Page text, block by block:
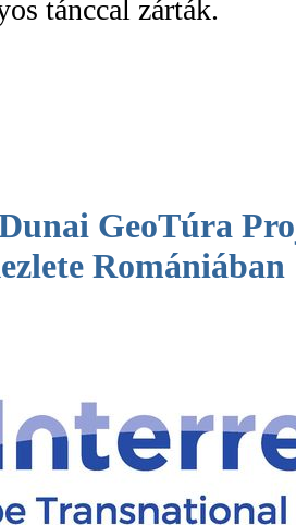
tánccal zárták.
Romániában